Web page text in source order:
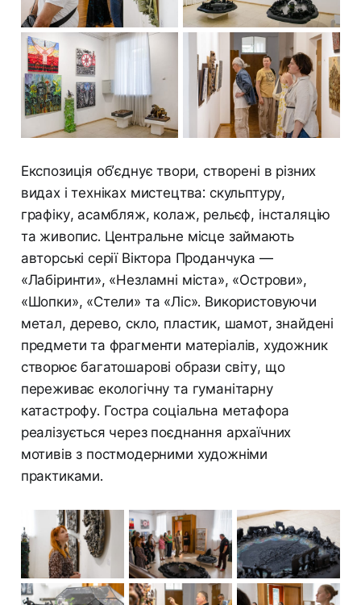
Експозиція об’єднує твори, створені в різних
видах і техніках мистецтва: скульптуру,
графіку, асамбляж, колаж, рельєф, інсталяцію
та живопис. Центральне місце займають
авторські серії Віктора Проданчука —
«Лабіринти», «Незламні міста», «Острови»,
«Шопки», «Стели» та «Ліс». Використовуючи
метал, дерево, скло, пластик, шамот, знайдені
предмети та фрагменти матеріалів, художник
створює багатошарові образи світу, що
переживає екологічну та гуманітарну
катастрофу. Гостра соціальна метафора
реалізується через поєднання архаїчних
мотивів з постмодерними художніми
практиками.